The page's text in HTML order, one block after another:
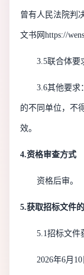
曾有人民法院判
文书网 https://
3.5联合体要
3.6其他要求
的不同单位，不
效。
4.资格审查方式
资格后审。
5.获取招标文件的
5.1招标文件
2026年6月 10